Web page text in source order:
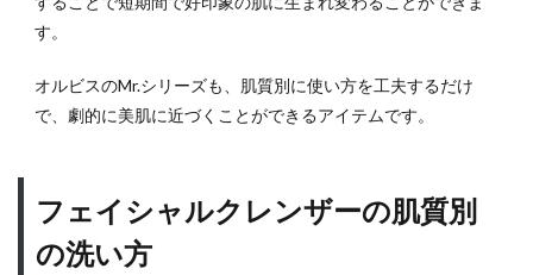
す。
オルビスのMr.シリーズも、肌質別に使い方を工夫するだけ
で、劇的に美肌に近づくことができるアイテムです。
フェイシャルクレンザーの肌質別
の洗い方